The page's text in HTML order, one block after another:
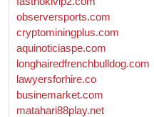
observersports.com
cryptominingplus.com
aquinoticiaspe.com
longhairedfrenchbulldog.com
lawyersforhire.co
businemarket.com
matahari88play.net